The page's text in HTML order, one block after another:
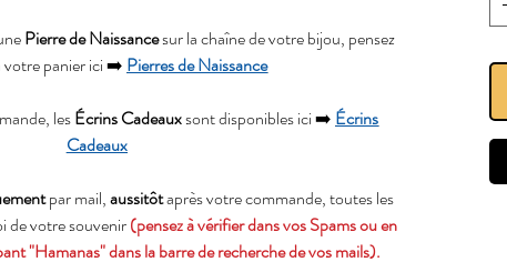
Pierre de Naissancesur la chaîne de votre bijou, pensez
votre panier ici ➡️ Pierres de Naissance
lesÉcrins Cadeauxsont disponibles ici ➡️ Écrins
Cadeaux
par mail,aussitôtaprès votre commande, toutes les
de votre souvenir(pensez à vérifier dans vos Spams ou en
"Hamanas" dans la barre de recherche de vos mails).